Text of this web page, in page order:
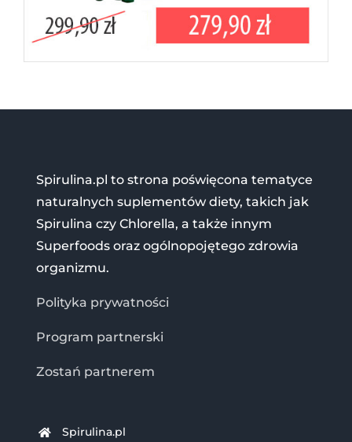
Spirulina.pl to strona poświęcona tematyce
naturalnych suplementów diety, takich jak
Spirulina czy Chlorella, a także innym
Superfoods oraz ogólnopojętego zdrowia
organizmu.
Polityka prywatności
Program partnerski
Zostań partnerem
Spirulina.pl